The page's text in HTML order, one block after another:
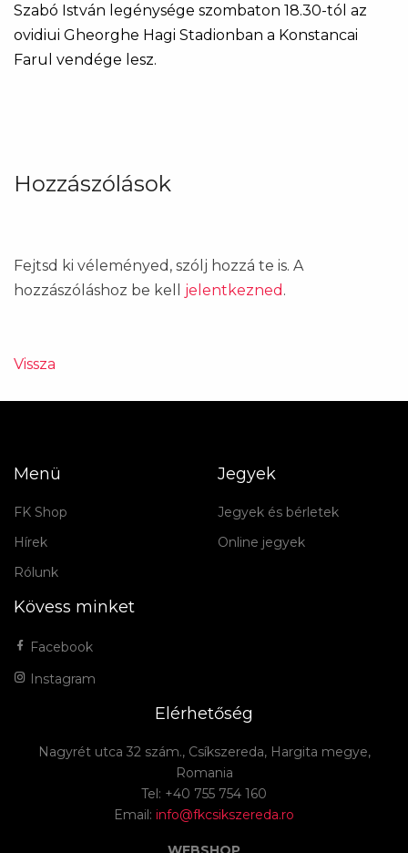
Szabó István legénysége szombaton 18.30-tól az
ovidiui Gheorghe Hagi Stadionban a Konstancai
Farul vendége lesz.
Hozzászólások
Fejtsd ki véleményed, szólj hozzá te is. A
hozzászóláshoz be kell jelentkezned .
Vissza
Menü
FK Shop
Hírek
Rólunk
Jegyek
Jegyek és bérletek
Online jegyek
Kövess minket
Facebook
Instagram
Elérhetőség
Nagyrét utca 32 szám., Csíkszereda, Hargita megye,
Romania
Tel: +40 755 754 160
Email: info@fkcsikszereda.ro